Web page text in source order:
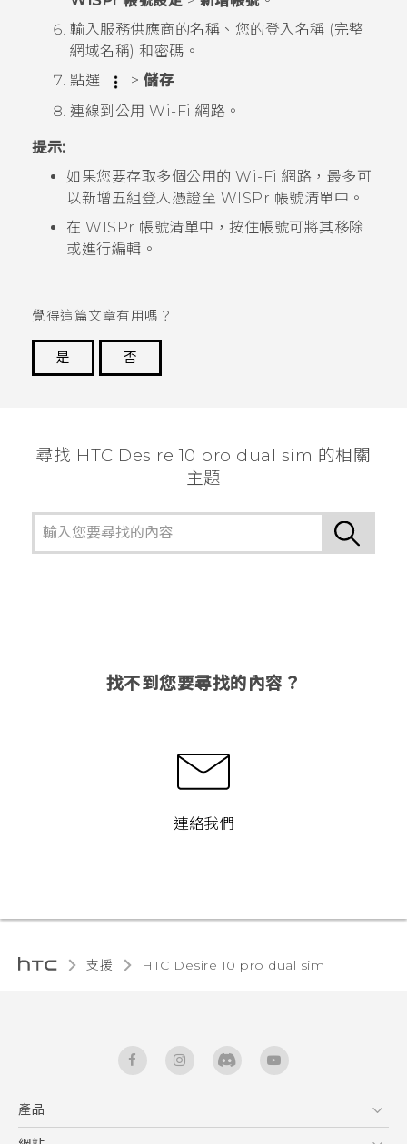
輸入服務供應商的名稱、您的登入名稱 (完整
網域名稱) 和密碼。
點選
> 儲存
連線到公用 Wi-Fi 網路。
提示:
如果您要存取多個公用的 Wi-Fi 網路，最多可
以新增五組登入憑證至 WISPr 帳號清單中。
在 WISPr 帳號清單中，按住帳號可將其移除
或進行編輯。
覺得這篇文章有用嗎？
是
否
尋找 HTC Desire 10 pro dual sim 的相關
主題
找不到您要尋找的內容？
連絡我們
支援 HTC Desire 10 pro dual sim‎
產品
5G